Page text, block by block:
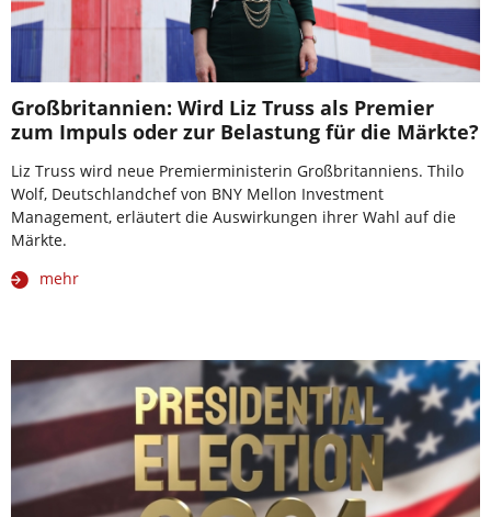
Großbritannien: Wird Liz Truss als Premier
zum Impuls oder zur Belastung für die Märkte?
Liz Truss wird neue Premierministerin Großbritanniens. Thilo
Wolf, Deutschlandchef von BNY Mellon Investment
Management, erläutert die Auswirkungen ihrer Wahl auf die
Märkte.
mehr